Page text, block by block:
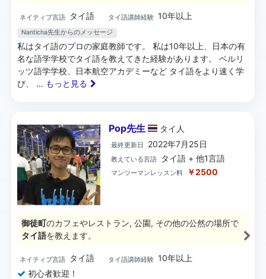
ネイティブ言語 タイ語 タイ語講師経験 10年以上
Nanticha先生からのメッセージ
私はタイ語のプロの家庭教師です。 私は10年以上、日本の有
名な語学学校でタイ語を教えてきた経験があります。 ベルリ
ッツ語学学校、日本航空アカデミーなど タイ語をより速く学
び、 ... もっと見る
Pop先生 タイ 人
最終更新日 2022年7月25日
教えている言語 タイ語 + 他1言語
マンツーマンレッスン料 ￥2500
御徒町のカフェやレストラン, 公園, その他の公然の場所で
タイ語を教えます。
ネイティブ言語 タイ語 タイ語講師経験 10年以上
初心者歓迎！